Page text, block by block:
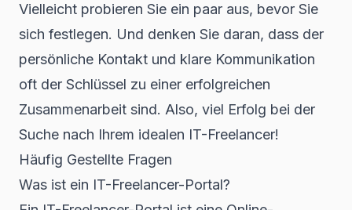
Vielleicht probieren Sie ein paar aus, bevor Sie
sich festlegen. Und denken Sie daran, dass der
persönliche Kontakt und klare Kommunikation
oft der Schlüssel zu einer erfolgreichen
Zusammenarbeit sind. Also, viel Erfolg bei der
Suche nach Ihrem idealen IT-Freelancer!
Häufig Gestellte Fragen
Was ist ein IT-Freelancer-Portal?